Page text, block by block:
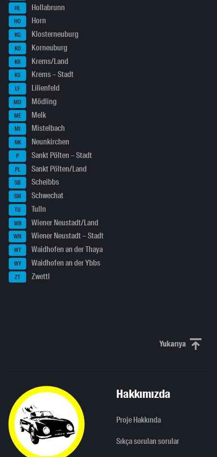
HL Hollabrunn
HO Horn
KG Klosterneuburg
KO Korneuburg
KR Krems/Land
KS Krems – Stadt
LF Lilienfeld
MD Mödling
ME Melk
MI Mistelbach
NK Neunkirchen
P Sankt Pölten – Stadt
PL Sankt Pölten/Land
SB Scheibbs
SW Schwechat
TU Tulln
WB Wiener Neustadt/Land
WN Wiener Neustadt – Stadt
WT Waidhofen an der Thaya
WY Waidhofen an der Ybbs
ZT Zwettl
YukarıyaYukarı
Hakkımızda
Proje Hakkında
Sıkça sorulan sorular